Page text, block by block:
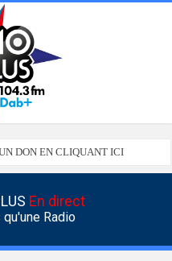
DON EN CLIQUANT ICI
En direct
qu'une Radio